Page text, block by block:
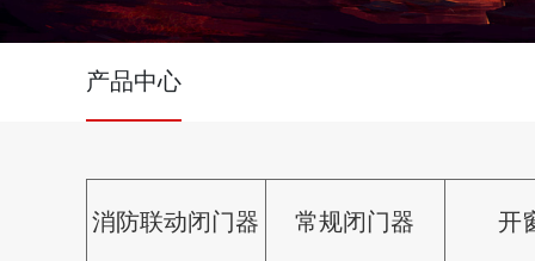
产品中心
消防联动闭门器 常规闭门器 开